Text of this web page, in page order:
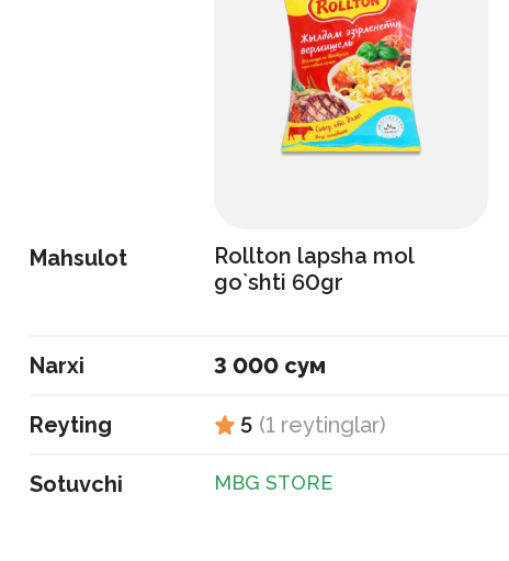
Mahsulot
Narxi
Reyting
Sotuvchi
Rollton lapsha mol
go`shti 60gr
3 000 сум
5 (1 reytinglar)
MBG STORE